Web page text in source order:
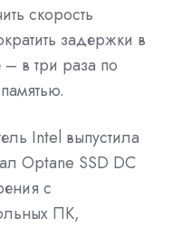
скорость
задержки в
в три раза по
Intel выпустила
Optane SSD DC
с
ПК,